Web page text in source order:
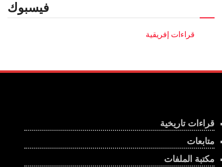
فيسبوك
قراءات تاريخية
متابعات
مكتبة الملفات